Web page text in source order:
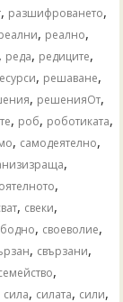
, разшифроването,
, реално,
, реда, редиците,
, решаване,
, решенияОт,
, роб, роботиката,
, самодеятелно,
,
,
, свеки,
, своеволие,
, свързани,
,
сила, силата, сили,